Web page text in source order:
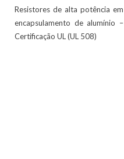
Resistores de alta potência em
encapsulamento de alumínio –
Certificação UL (UL 508)